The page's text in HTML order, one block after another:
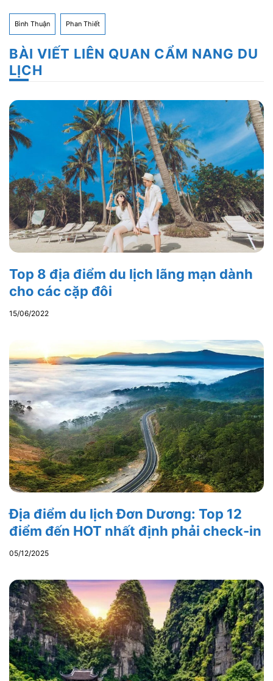
Bình Thuận Phan Thiết
BÀI VIẾT LIÊN QUAN CẨM NANG DU
LỊCH
Top 8 địa điểm du lịch lãng mạn dành
cho các cặp đôi
15/06/2022
Địa điểm du lịch Đơn Dương: Top 12
điểm đến HOT nhất định phải check-in
05/12/2025